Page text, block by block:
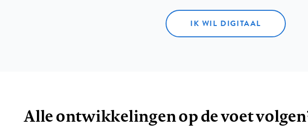
IK WIL DIGITAAL
Alle ontwikkelingen op de voet